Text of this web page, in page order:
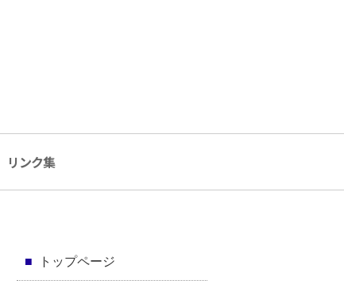
リンク集
トップページ